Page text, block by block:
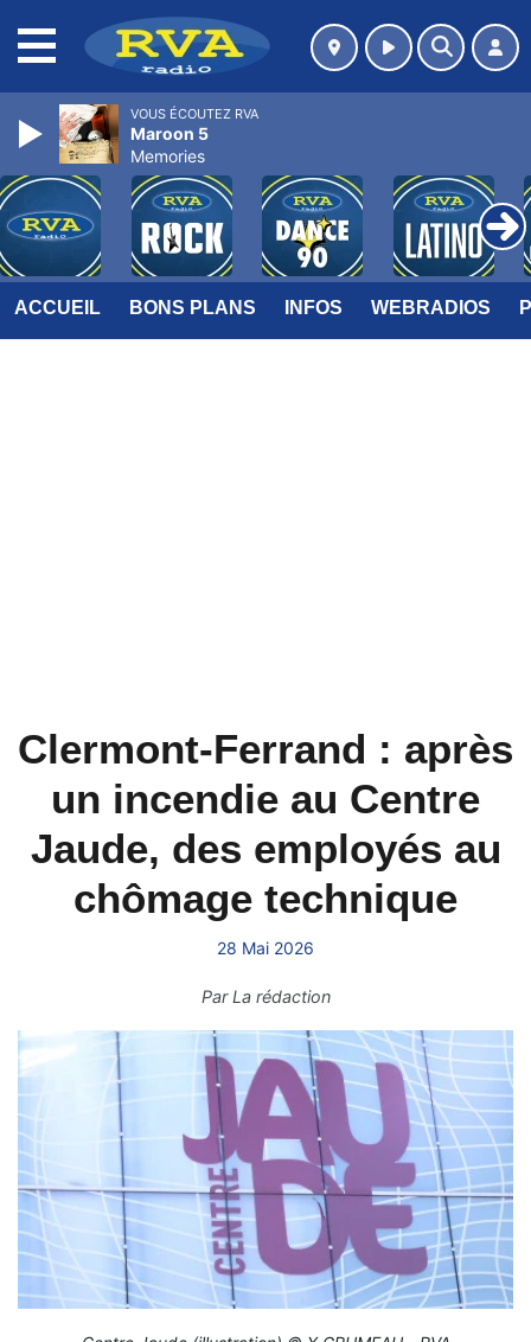
ACCUEIL BONS PLANS INFOS WEBRADIOS
Clermont-Ferrand : après
un incendie au Centre
Jaude, des employés au
chômage technique
28 Mai 2026
ParLa rédaction
VOUS ÉCOUTEZ RVA
Maroon 5
Memories